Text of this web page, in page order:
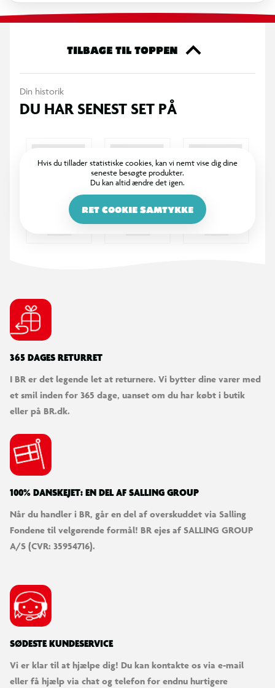
TILBAGE TIL TOPPEN
Din historik
DU HAR SENEST SET PÅ
Hvis du tillader statistiske cookies, kan vi nemt vise dig dine
seneste besøgte produkter.
Du kan altid ændre det igen.
RET COOKIE SAMTYKKE
365 DAGES RETURRET
I BR er det legende let at returnere. Vi bytter dine varer med
et smil inden for 365 dage, uanset om du har købt i butik
eller på BR.dk.
100% DANSKEJET: EN DEL AF SALLING GROUP
Når du handler i BR, går en del af overskuddet via Salling
Fondene til velgørende formål! BR ejes af SALLING GROUP
A/S (CVR: 35954716).
SØDESTE KUNDESERVICE
Vi er klar til at hjælpe dig! Du kan kontakte os via e-mail
eller få hjælp via chat og telefon for endnu hurtigere